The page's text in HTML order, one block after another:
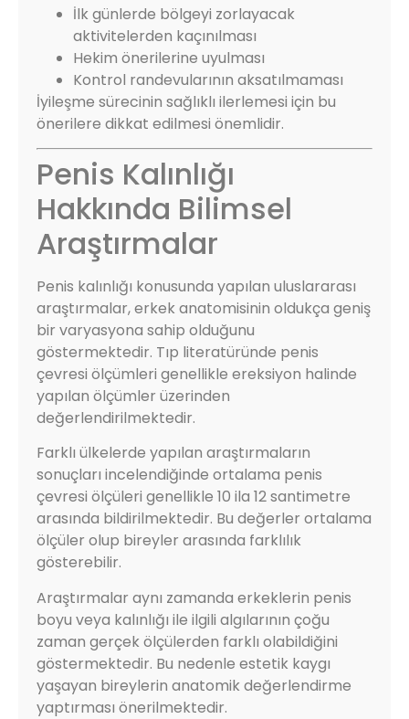
İlk günlerde bölgeyi zorlayacak
aktivitelerden kaçınılması
Hekim önerilerine uyulması
Kontrol randevularının aksatılmaması
İyileşme sürecinin sağlıklı ilerlemesi için bu
önerilere dikkat edilmesi önemlidir.
Penis Kalınlığı
Hakkında Bilimsel
Araştırmalar
Penis kalınlığı konusunda yapılan uluslararası
araştırmalar, erkek anatomisinin oldukça geniş
bir varyasyona sahip olduğunu
göstermektedir. Tıp literatüründe penis
çevresi ölçümleri genellikle ereksiyon halinde
yapılan ölçümler üzerinden
değerlendirilmektedir.
Farklı ülkelerde yapılan araştırmaların
sonuçları incelendiğinde ortalama penis
çevresi ölçüleri genellikle 10 ila 12 santimetre
arasında bildirilmektedir. Bu değerler ortalama
ölçüler olup bireyler arasında farklılık
gösterebilir.
Araştırmalar aynı zamanda erkeklerin penis
boyu veya kalınlığı ile ilgili algılarının çoğu
zaman gerçek ölçülerden farklı olabildiğini
göstermektedir. Bu nedenle estetik kaygı
yaşayan bireylerin anatomik değerlendirme
yaptırması önerilmektedir.